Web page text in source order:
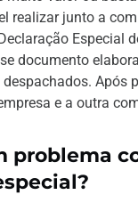
realizar junto a
Especial
documento
Após
e a outra
problema